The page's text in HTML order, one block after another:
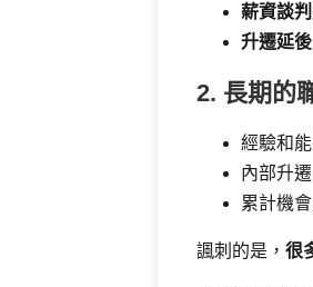
薪資談
升遷延後
2. 長期的
經驗和
內部升
累計機
諷刺的是， 很